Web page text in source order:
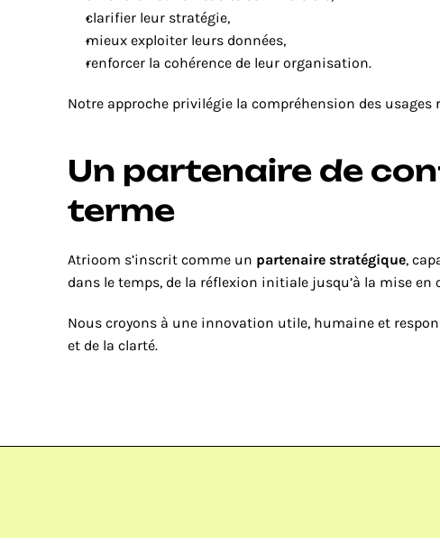
clarifier leur stratégie,
mieux exploiter leurs données,
renforcer la cohérence de leur organisation.
Notre approche privilégie la compréhension des
Un partenaire de
terme
Atrioom s’inscrit comme un partenaire stratégique,
dans le temps, de la réflexion initiale jusqu’à la mise
Nous croyons à une innovation utile, humaine et
et de la clarté.